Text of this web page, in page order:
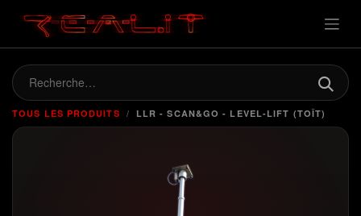
TOUS LES PRODUITS LLR - SCAN&GO - LEVEL-LIFT (TOÎT)